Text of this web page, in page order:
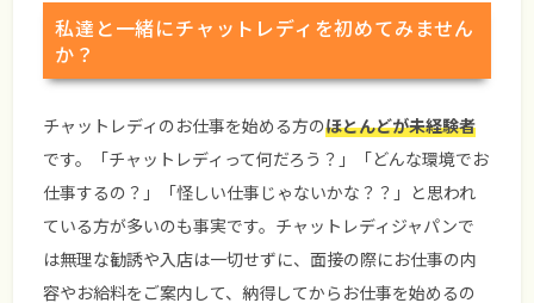
私達と一緒にチャットレディを初めてみません
か？
チャットレディのお仕事を始める方のほとんどが未経験者
です。「チャットレディって何だろう？」「どんな環境でお
仕事するの？」「怪しい仕事じゃないかな？？」と思われ
ている方が多いのも事実です。チャットレディジャパンで
は無理な勧誘や入店は一切せずに、面接の際にお仕事の内
容やお給料をご案内して、納得してからお仕事を始めるの